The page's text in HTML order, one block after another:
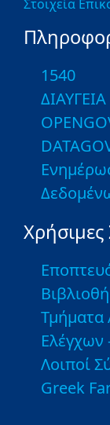
Στοιχεία
1540
ΔΙΑΥΓΕΙΑ
Χρήσιμες
Τμήματα
Ελέγχων
Λοιποί
Greek